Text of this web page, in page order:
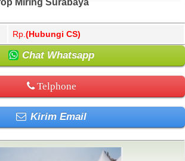
Miring Surabaya
Rp. (Hubungi CS)
Chat Whatsapp
Telphone
Kirim Email